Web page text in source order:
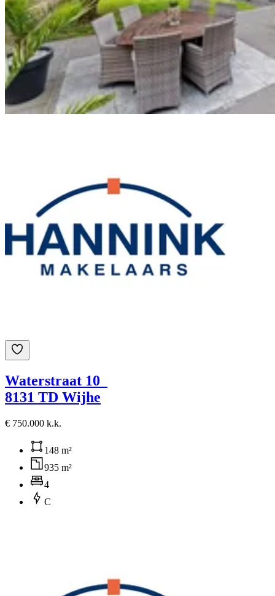
Waterstraat 10
8131 TD Wijhe
€ 750.000 k.k.
148 m²
935 m²
4
C